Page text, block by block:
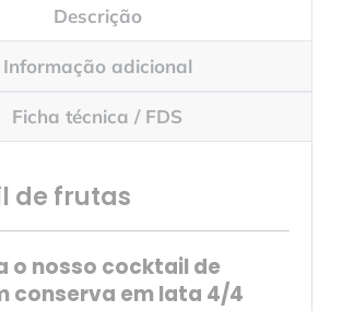
Descrição
Informação adicional
Ficha técnica / FDS
de frutas
o nosso cocktail de
conserva em lata 4/4